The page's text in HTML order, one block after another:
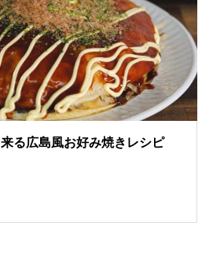
る広島風お好み焼きレシピ